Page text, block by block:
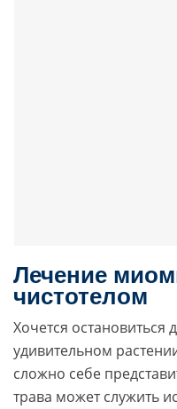
Лечение
чистотелом
Хочется остановиться
удивительном
сложно себе
трава может служить